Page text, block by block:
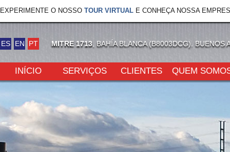
INÍCIO SERVIÇOS CLIENTES QUEM
ES EN PT MITRE 1713 , BAHÍA BLANCA (B8003DCG). BUENOS
EXPERIMENTE O NOSSO TOUR VIRTUAL E CONHEÇA NOSSA